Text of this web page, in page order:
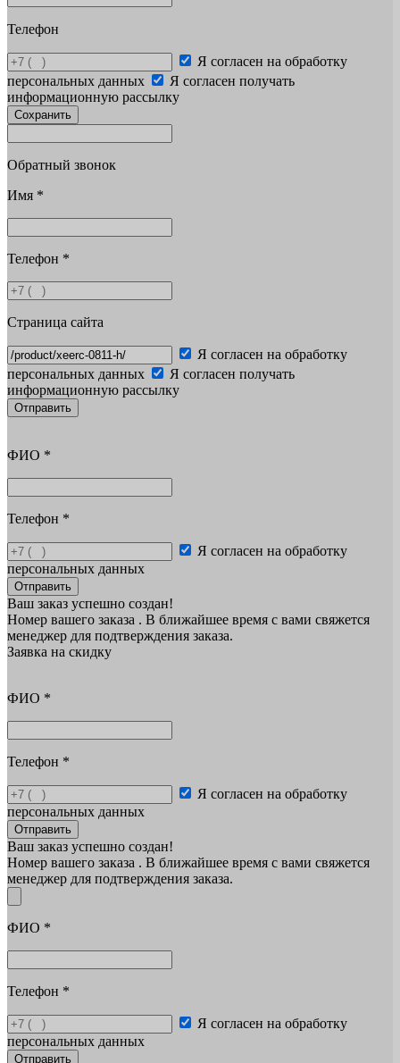
Телефон
Я согласен на обработку
персональных данных
Я согласен получать
информационную рассылку
Сохранить
Обратный звонок
Имя *
Телефон *
Страница сайта
Я согласен на обработку
персональных данных
Я согласен получать
информационную рассылку
Отправить
ФИО *
Телефон *
Я согласен на обработку
персональных данных
Отправить
Ваш заказ успешно создан!
Номер вашего заказа . В ближайшее время с вами свяжется
менеджер для подтверждения заказа.
Заявка на скидку
ФИО *
Телефон *
Я согласен на обработку
персональных данных
Отправить
Ваш заказ успешно создан!
Номер вашего заказа . В ближайшее время с вами свяжется
менеджер для подтверждения заказа.
ФИО *
Телефон *
Я согласен на обработку
персональных данных
Отправить